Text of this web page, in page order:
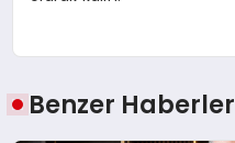
Benzer Haberler